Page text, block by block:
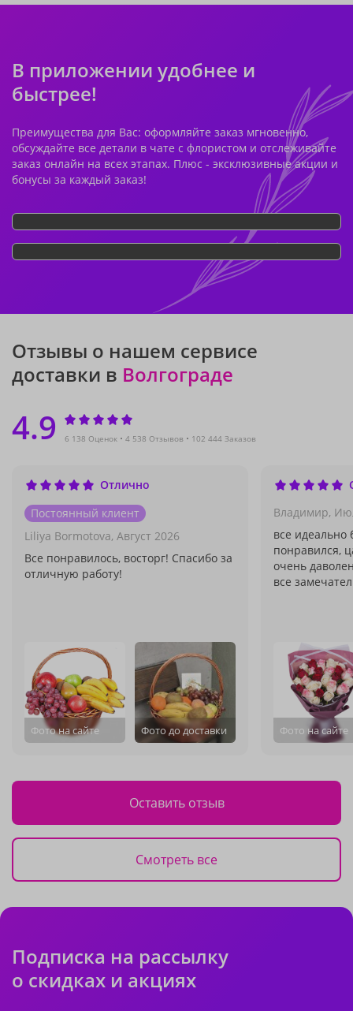
В приложении удобнее и
быстрее!
Преимущества для Вас: оформляйте заказ мгновенно,
обсуждайте все детали в чате с флористом и отслеживайте
заказ онлайн на всех этапах. Плюс - эксклюзивные акции и
бонусы за каждый заказ!
Отзывы о нашем сервисе
доставки в Волгограде
4.9 6 138 Оценок 4 538 Отзывов 102 444 Заказов
Отлично
Постоянный клиент
Liliya Bormotova, Август 2026
Все понравилось, восторг! Спасибо за
отличную работу!
Фото на сайте Фото до доставки
Владимир,
все идеально
понравился,
очень
все
Фото на сайте
Оставить отзыв
Смотреть все
Подписка на рассылку
о скидках и акциях